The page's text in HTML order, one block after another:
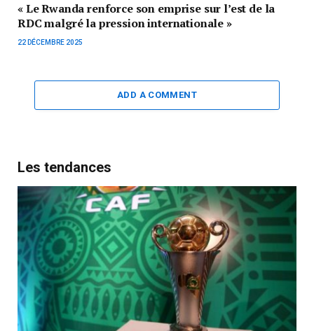
« Le Rwanda renforce son emprise sur l’est de la
RDC malgré la pression internationale »
22 DÉCEMBRE 2025
ADD A COMMENT
Les tendances